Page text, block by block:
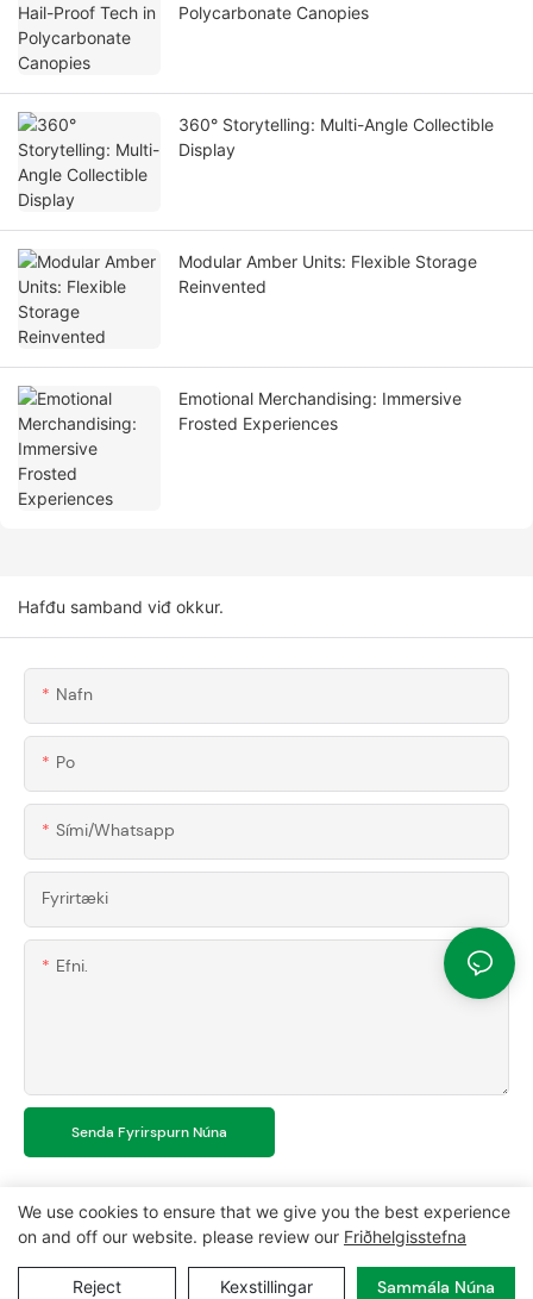
Polycarbonate Canopies
360° Storytelling: Multi-Angle Collectible
Display
Modular Amber Units: Flexible Storage
Reinvented
Emotional Merchandising: Immersive
Frosted Experiences
Hafđu samband viđ okkur.
Nafn
Po
Sími/whatsapp
Fyrirtæki
Efni.
Senda Fyrirspurn Núna
Höfundarréttur © 2024 MCL-www.mclpanel.com|Veftré|
We use cookies to ensure that we give you the best experience
on and off our website. please review our Friðhelgisstefna
Reject Kexstillingar Sammála Núna